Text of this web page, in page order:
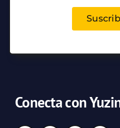
Conecta con